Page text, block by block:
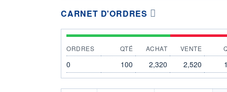
CARNET D'ORDRES
ORDRES QTÉ ACHAT VENTE
0 100 2,320 2,520